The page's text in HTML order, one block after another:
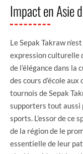
Impact en Asie
Le Sepak Takraw
expression culturelle
de l’élégance dans
des cours d’école
tournois de Sepak
supporters tout aussi
sports. L’essor de ce
de la région de le
essentielle de leur